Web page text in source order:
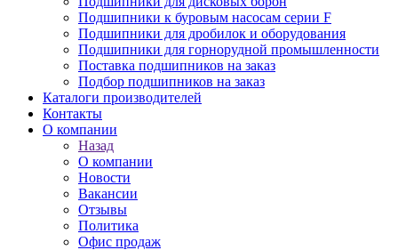
Подшипники к буровым насосам серии F
Подшипники для дробилок и оборудования
Подшипники для горнорудной промышленности
Поставка подшипников на заказ
Подбор подшипников на заказ
Каталоги производителей
Контакты
О компании
Назад
О компании
Новости
Вакансии
Отзывы
Политика
Офис продаж